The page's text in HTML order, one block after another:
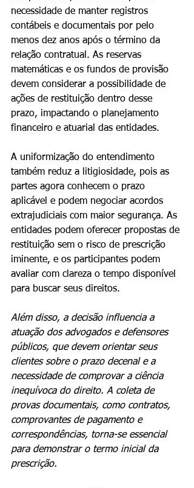
necessidade de manter registros
contábeis e documentais por pelo
menos dez anos após o término da
relação contratual. As reservas
matemáticas e os fundos de provisão
devem considerar a possibilidade de
ações de restituição dentro desse
prazo, impactando o planejamento
financeiro e atuarial das entidades.
A uniformização do entendimento
também reduz a litigiosidade, pois as
partes agora conhecem o prazo
aplicável e podem negociar acordos
extrajudiciais com maior segurança. As
entidades podem oferecer propostas de
restituição sem o risco de prescrição
iminente, e os participantes podem
avaliar com clareza o tempo disponível
para buscar seus direitos.
Além disso, a decisão influencia a
atuação dos advogados e defensores
públicos, que devem orientar seus
clientes sobre o prazo decenal e a
necessidade de comprovar a ciência
inequívoca do direito. A coleta de
provas documentais, como contratos,
comprovantes de pagamento e
correspondências, torna-se essencial
para demonstrar o termo inicial da
prescrição.